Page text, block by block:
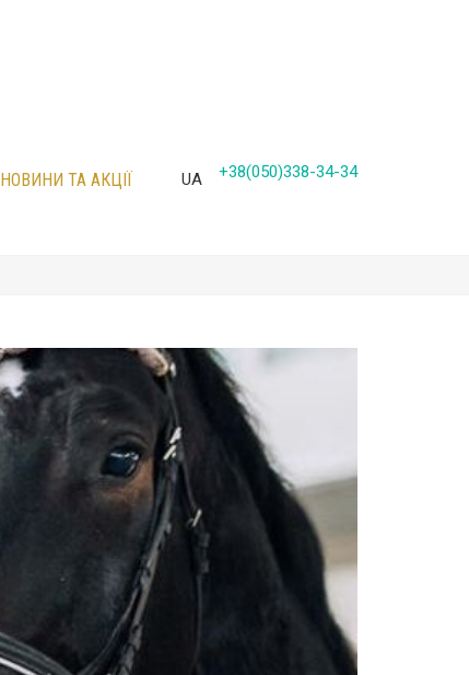
НОВИНИ ТА АКЦІЇ UA +38(050)338-34-34